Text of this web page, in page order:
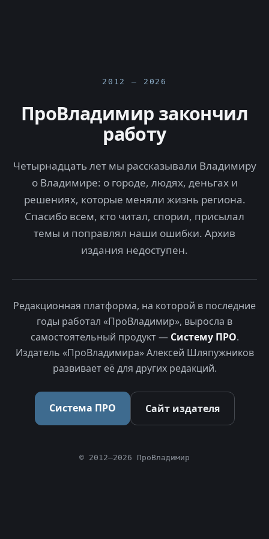
2012 — 2026
ПроВладимир закончил
работу
Четырнадцать лет мы рассказывали Владимиру
о Владимире: о городе, людях, деньгах и
решениях, которые меняли жизнь региона.
Спасибо всем, кто читал, спорил, присылал
темы и поправлял наши ошибки. Архив
издания недоступен.
Редакционная платформа, на которой в последние
годы работал «ПроВладимир», выросла в
самостоятельный продукт — Систему ПРО.
Издатель «ПроВладимира» Алексей Шляпужников
развивает её для других редакций.
Система ПРО Сайт издателя
© 2012–2026 ПроВладимир